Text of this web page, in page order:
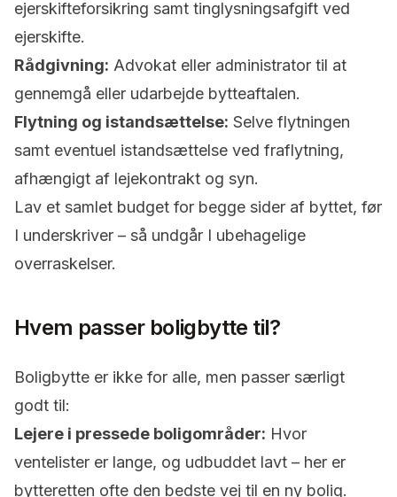
ejerskifteforsikring samt tinglysningsafgift ved
ejerskifte.
Rådgivning: Advokat eller administrator til at
gennemgå eller udarbejde bytteaftalen.
Flytning og istandsættelse: Selve flytningen
samt eventuel istandsættelse ved fraflytning,
afhængigt af lejekontrakt og syn.
Lav et samlet budget for begge sider af byttet, før
I underskriver – så undgår I ubehagelige
overraskelser.
Hvem passer boligbytte til?
Boligbytte er ikke for alle, men passer særligt
godt til:
Lejere i pressede boligområder: Hvor
ventelister er lange, og udbuddet lavt – her er
bytteretten ofte den bedste vej til en ny bolig.